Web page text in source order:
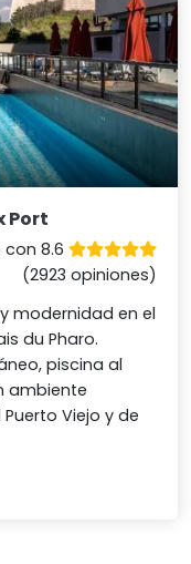
Port
8.6
(2923 opiniones)
modernidad en el
du Pharo.
piscina al
ambiente
Viejo y de